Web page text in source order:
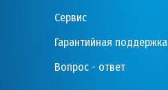
Сервис
Гарантийная поддержка
Вопрос - ответ